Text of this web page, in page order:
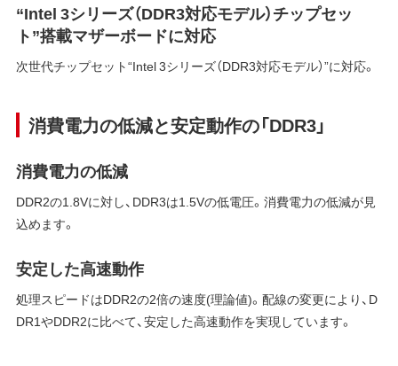
“Intel 3シリーズ（DDR3対応モデル）チップセッ
ト”搭載マザーボードに対応
次世代チップセット“Intel 3シリーズ（DDR3対応モデル）”に対応。
消費電力の低減と安定動作の「DDR3」
消費電力の低減
DDR2の1.8Vに対し、DDR3は1.5Vの低電圧。消費電力の低減が見
込めます。
安定した高速動作
処理スピードはDDR2の2倍の速度(理論値)。配線の変更により、D
DR1やDDR2に比べて、安定した高速動作を実現しています。